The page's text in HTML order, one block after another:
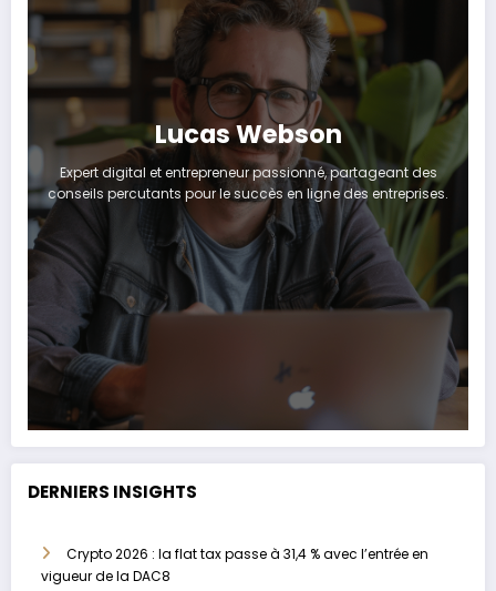
Lucas Webson
Expert digital et entrepreneur passionné, partageant des
conseils percutants pour le succès en ligne des entreprises.
DERNIERS INSIGHTS
Crypto 2026 : la flat tax passe à 31,4 % avec l’entrée en
vigueur de la DAC8